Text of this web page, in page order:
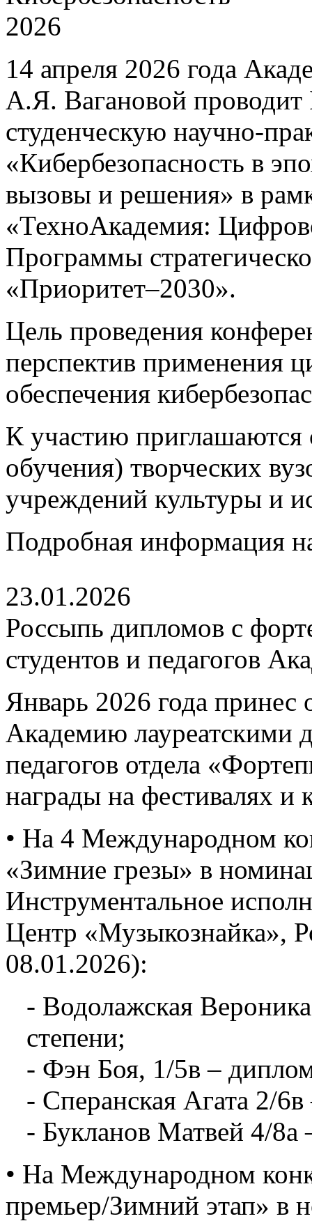
14 апреля 2026 года
А.Я. Вагановой
студенческую научно-
«Кибербезопасность в
вызовы и решения» в
«ТехноАкадемия:
Программы
«Приоритет–2030».
Цель проведения
перспектив применения
обеспечения
К участию приглашаются
обучения) творческих
учреждений культуры и
Подробная информация
23.01.2026
Россыпь дипломов с
студентов и педагогов
Январь 2026 года принес
Академию лауреатскими
педагогов отдела
награды на фестивалях и
• На 4 Международном
«Зимние грезы» в
Инструментальное
Центр «Музыкознайка»,
08.01.2026):
- Водолажская
степени;
- Фэн Боя, 1/5в –
- Сперанская Агата 2/
- Букланов Матвей 4/8а
• На Международном
премьер/Зимний этап» в